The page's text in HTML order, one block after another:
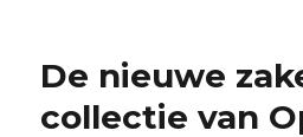
De nieuwe
collectie van